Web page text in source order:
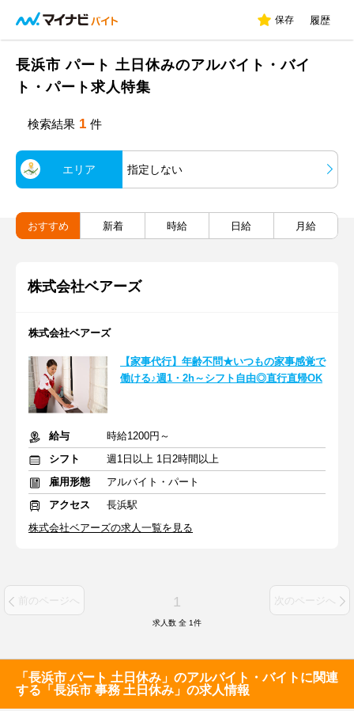
保存 履歴
長浜市 パート 土日休みのアルバイト・バイ
ト・パート求人特集
検索結果 1 件
エリア 指定しない
おすすめ 新着 時給 日給 月給
株式会社ベアーズ
株式会社ベアーズ
【家事代行】年齢不問★いつもの家事感覚で
働ける♪週1・2h～シフト自由◎直行直帰OK
給与
時給1200円～
シフト
週1日以上 1日2時間以上
雇用形態
アルバイト・パート
アクセス
長浜駅
株式会社ベアーズの求人一覧を見る
前のページへ 1 次のページへ
求人数 全 1件
「長浜市 パート 土日休み」のアルバイト・バイトに関連
する「長浜市 事務 土日休み」の求人情報